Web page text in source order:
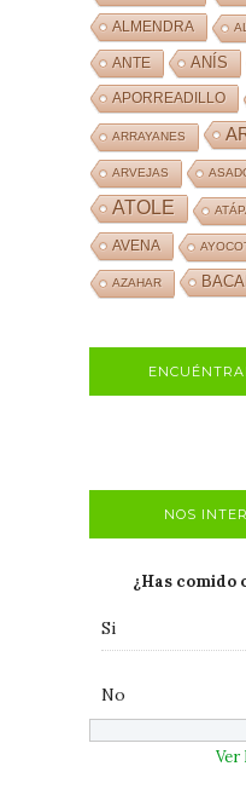
ALMENDRA
ANTE ANÍS
APORREADILLO
ARRAYANES
ARVEJAS
ATOLE
AVENA
AZAHAR
NOS
¿Has comido
Si
No
Ver